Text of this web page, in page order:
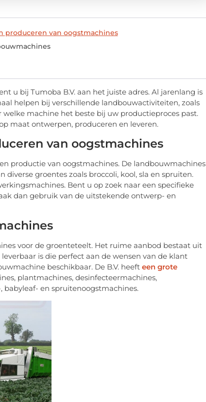
produceren van oogstmachines
u bij Tumoba B.V. aan het juiste adres. Al jarenlang is
helpen bij verschillende landbouwactiviteiten, zoals
machine het beste bij uw productieproces past.
maat ontwerpen, produceren en leveren.
van oogstmachines
productie van oogstmachines. De landbouwmachines
groentes zoals broccoli, kool, sla en spruiten.
Bent u op zoek naar een specifieke
dan gebruik van de uitstekende ontwerp- en
voor de groenteteelt. Het ruime aanbod bestaat uit
is die perfect aan de wensen van de klant
beschikbaar. De B.V. heeft een grote
plantmachines, desinfecteermachines,
babyleaf- en spruitenoogstmachines.